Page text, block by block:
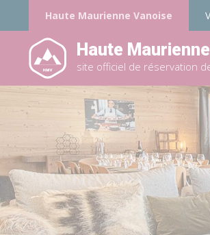
Haute Maurienne Vanoise
Haute
site officiel de réservation